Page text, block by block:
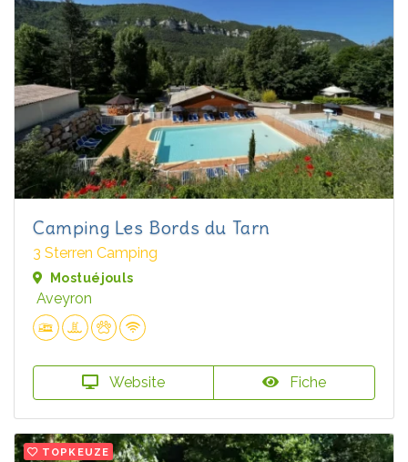
Camping Les Bords du Tarn
3 Sterren Camping
Mostuéjouls
Aveyron
Website Fiche
TOPKEUZE